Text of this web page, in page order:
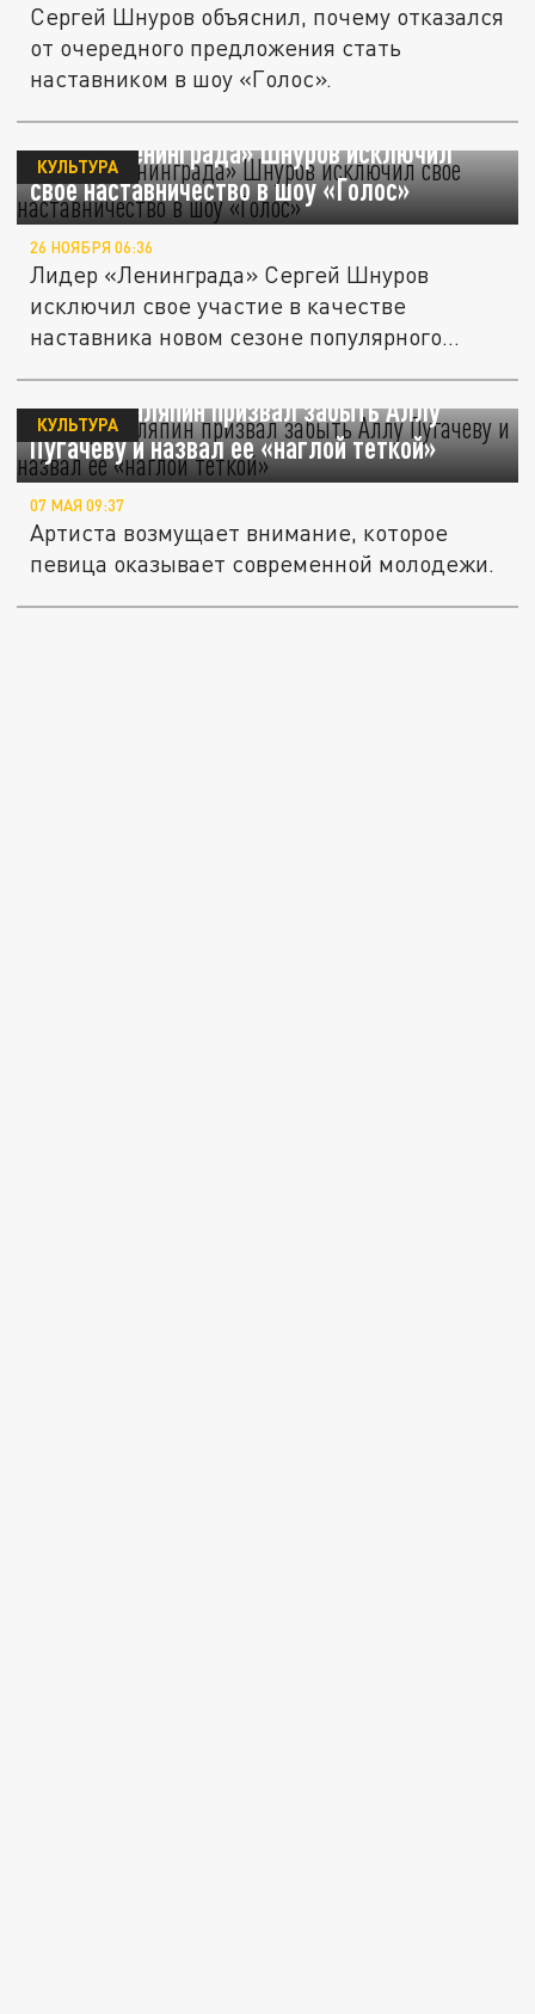
Сергей Шнуров объяснил, почему отказался
от очередного предложения стать
наставником в шоу «Голос».
Лидер «Ленинграда» Шнуров исключил
свое наставничество в шоу «Голос»
КУЛЬТУРА
26 НОЯБРЯ 06:36
Лидер «Ленинграда» Сергей Шнуров
исключил свое участие в качестве
наставника новом сезоне популярного
Прохор Шаляпин призвал забыть Аллу
Пугачеву и назвал ее «наглой теткой»
КУЛЬТУРА
07 МАЯ 09:37
Артиста возмущает внимание, которое
певица оказывает современной молодежи.